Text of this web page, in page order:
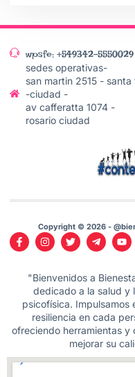
wpsfe: +549342-5550029
sedes operativas-
san martin 2515 - santa
-ciudad -
av cafferatta 1074 -
rosario ciudad
Copyright © 2026 -
"Bienvenidos a
dedicado a la salud y
psicofísica. Impulsamos
resiliencia en cada
ofreciendo herramientas y
mejorar su